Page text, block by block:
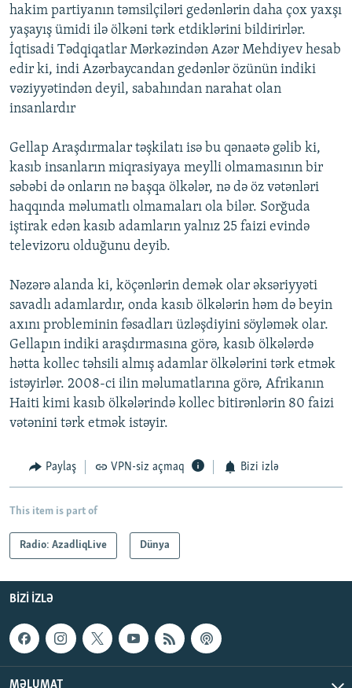
hakim partiyanın təmsilçiləri gedənlərin daha çox yaxşı
yaşayış ümidi ilə ölkəni tərk etdiklərini bildirirlər.
İqtisadi Tədqiqatlar Mərkəzindən Azər Mehdiyev hesab
edir ki, indi Azərbaycandan gedənlər özünün indiki
vəziyyətindən deyil, sabahından narahat olan
insanlardır
Gellap Araşdırmalar təşkilatı isə bu qənaətə gəlib ki,
kasıb insanların miqrasiyaya meylli olmamasının bir
səbəbi də onların nə başqa ölkələr, nə də öz vətənləri
haqqında məlumatlı olmamaları ola bilər. Sorğuda
iştirak edən kasıb adamların yalnız 25 faizi evində
televizoru olduğunu deyib.
Nəzərə alanda ki, köçənlərin demək olar əksəriyyəti
savadlı adamlardır, onda kasıb ölkələrin həm də beyin
axını probleminin fəsadları üzləşdiyini söyləmək olar.
Gellapın indiki araşdırmasına görə, kasıb ölkələrdə
hətta kollec təhsili almış adamlar ölkələrini tərk etmək
istəyirlər. 2008-ci ilin məlumatlarına görə, Afrikanın
Haiti kimi kasıb ölkələrində kollec bitirənlərin 80 faizi
vətənini tərk etmək istəyir.
Paylaş VPN-siz açmaq Bizi izlə
This item is part of
Radio: AzadliqLive Dünya
BIZI IZLƏ
MƏLUMAT